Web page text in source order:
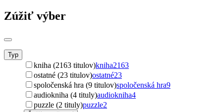
Zúžiť výber
Typ
kniha (2163 titulov)kniha2163
ostatné (23 titulov)ostatné23
spoločenská hra (9 titulov)spoločenská hra9
audiokniha (4 tituly)audiokniha4
puzzle (2 tituly)puzzle2